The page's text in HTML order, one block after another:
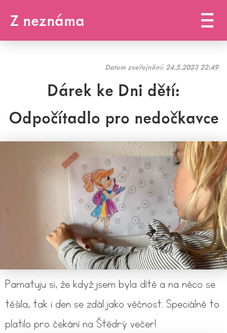
Z neznáma
Dárek ke Dni dětí:
Odpočítadlo pro nedočkavce
Pamatuju si, že když jsem byla dítě a na něco se
těšila, tak i den se zdál jako věčnost. Speciálně to
platilo pro čekání na Štědrý večer!
Datum zveřejnění: 24.5.2023 22:49